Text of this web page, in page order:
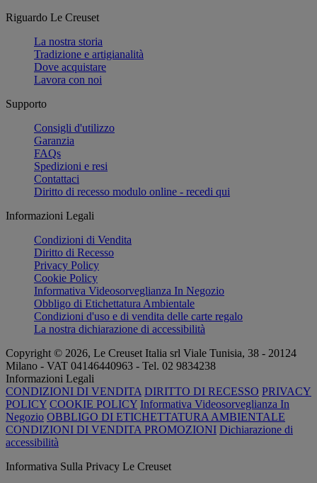
Riguardo Le Creuset
La nostra storia
Tradizione e artigianalità
Dove acquistare
Lavora con noi
Supporto
Consigli d'utilizzo
Garanzia
FAQs
Spedizioni e resi
Contattaci
Diritto di recesso modulo online - recedi qui
Informazioni Legali
Condizioni di Vendita
Diritto di Recesso
Privacy Policy
Cookie Policy
Informativa Videosorveglianza In Negozio
Obbligo di Etichettatura Ambientale
Condizioni d'uso e di vendita delle carte regalo
La nostra dichiarazione di accessibilità
Copyright © 2026, Le Creuset Italia srl ​​Viale Tunisia, 38 - 20124
Milano - VAT 04146440963 - Tel. 02 9834238
Informazioni Legali
CONDIZIONI DI VENDITA DIRITTO DI RECESSO PRIVACY
POLICY COOKIE POLICY Informativa Videosorveglianza In
Negozio OBBLIGO DI ETICHETTATURA AMBIENTALE
CONDIZIONI DI VENDITA PROMOZIONI Dichiarazione di
accessibilità
Informativa Sulla Privacy Le Creuset